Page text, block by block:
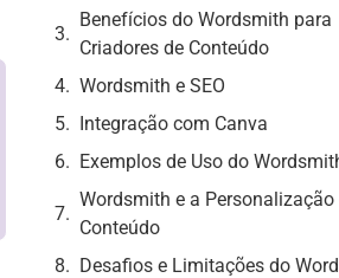
Benefícios do Wordsmith para
Criadores de Conteúdo
Wordsmith e SEO
Integração com Canva
Exemplos de Uso do
Wordsmith e a Personalização
Conteúdo
Desafios e Limitações do